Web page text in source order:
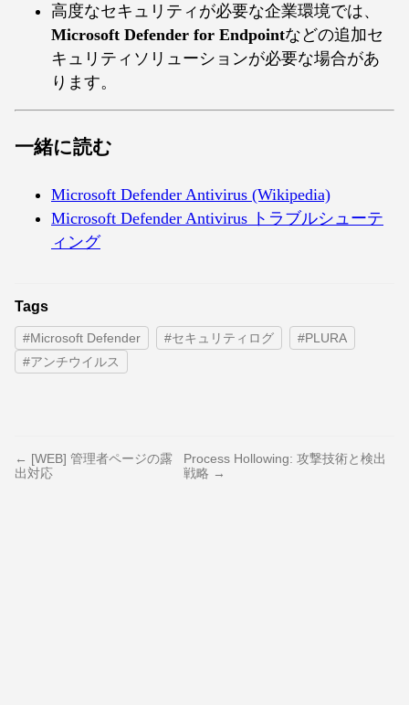
高度なセキュリティが必要な企業環境では、
Microsoft Defender for Endpointなどの追加セ
キュリティソリューションが必要な場合があ
ります。
一緒に読む
Microsoft Defender Antivirus (Wikipedia)
Microsoft Defender Antivirus トラブルシューテ
ィング
Tags
#Microsoft Defender #セキュリティログ
#PLURA
#アンチウイルス
← [WEB] 管理者ページの露
出対応
Process Hollowing: 攻撃技術と検出
戦略 →